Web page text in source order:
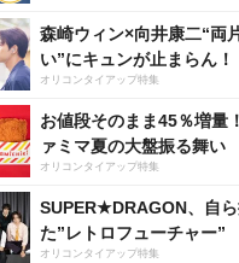
森崎ウィン×向井康二“両
い”にキュンが止まらん！
オリコンタイアップ特集
お値段そのまま45％増量
ァミマ夏の大盤振る舞い
オリコンタイアップ特集
SUPER★DRAGON、自
た”レトロフューチャー”
オリコンタイアップ特集